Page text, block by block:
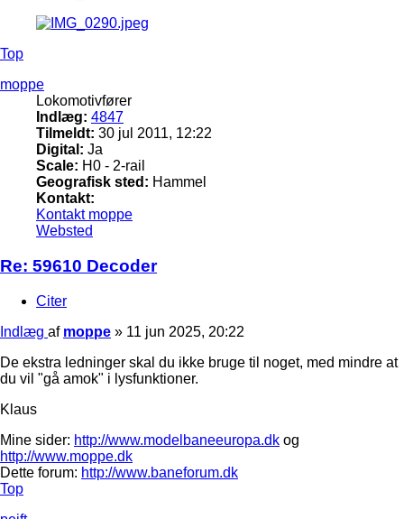
Top
moppe
Lokomotivfører
Indlæg: 4847
Tilmeldt: 30 jul 2011, 12:22
Digital: Ja
Scale: H0 - 2-rail
Geografisk sted: Hammel
Kontakt:
Kontakt moppe
Websted
Re: 59610 Decoder
Citer
Indlæg af moppe » 11 jun 2025, 20:22
De ekstra ledninger skal du ikke bruge til noget, med mindre at
du vil "gå amok" i lysfunktioner.
Klaus
Mine sider: http://www.modelbaneeuropa.dk og
http://www.moppe.dk
Dette forum: http://www.baneforum.dk
Top